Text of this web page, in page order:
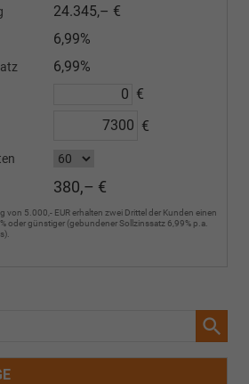
24.345,– €
6,99%
6,99%
€
€
380,– €
von 5.000,- EUR erhalten zwei Drittel der Kunden einen
oder günstiger (gebundener Sollzinssatz 6,99% p.a.